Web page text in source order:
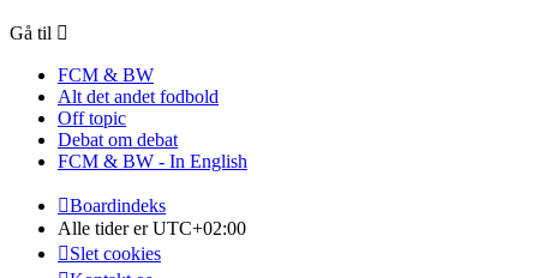
Gå til
FCM & BW
Alt det andet fodbold
Off topic
Debat om debat
FCM & BW - In English
Boardindeks
Alle tider erUTC+02:00
Slet cookies